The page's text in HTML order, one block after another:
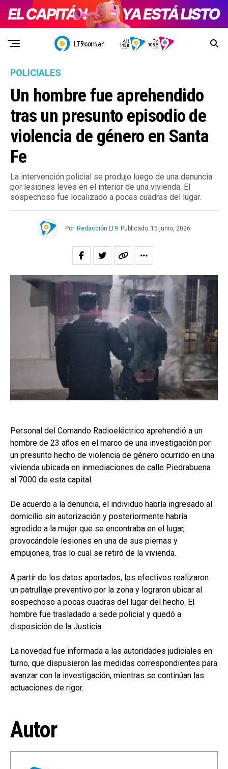
POLICIALES
Un hombre fue aprehendido
tras un presunto episodio de
violencia de género en Santa
Fe
La intervención policial se produjo luego de una denuncia
por lesiones leves en el interior de una vivienda. El
sospechoso fue localizado a pocas cuadras del lugar.
Por Redacción LT9 Publicado 15 junio, 2026
Personal del Comando Radioeléctrico aprehendió a un
hombre de 23 años en el marco de una investigación por
un presunto hecho de violencia de género ocurrido en una
vivienda ubicada en inmediaciones de calle Piedrabuena
al 7000 de esta capital.
De acuerdo a la denuncia, el individuo habría ingresado al
domicilio sin autorización y posteriormente habría
agredido a la mujer que se encontraba en el lugar,
provocándole lesiones en una de sus piernas y
empujones, tras lo cual se retiró de la vivienda.
A partir de los datos aportados, los efectivos realizaron
un patrullaje preventivo por la zona y lograron ubicar al
sospechoso a pocas cuadras del lugar del hecho. El
hombre fue trasladado a sede policial y quedó a
disposición de la Justicia.
La novedad fue informada a las autoridades judiciales en
turno, que dispusieron las medidas correspondientes para
avanzar con la investigación, mientras se continúan las
actuaciones de rigor.
Autor